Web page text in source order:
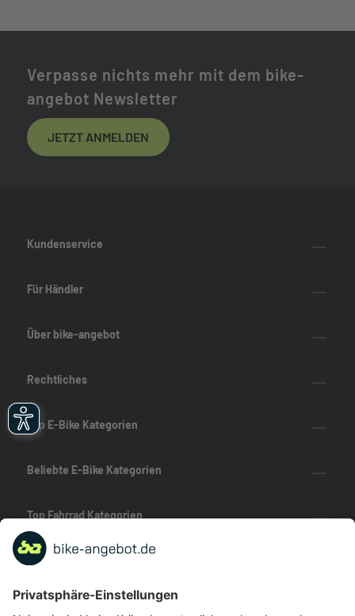
Verpasse nichts mehr mit dem bike-
angebot Newsletter
JETZT ANMELDEN
Kundenservice
Für Händler
Über bike-angebot
Rechtliches
Top E-Bike Kategorien
Beliebte E-Bike Kategorien
Top Fahrrad Kategorien
Beliebte Fahrrad-Kategorien
Marken-Highlights